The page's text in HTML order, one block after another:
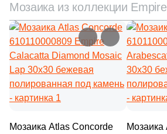
Мозаика из коллекции Empire
Мозаика Atlas Concorde
Мозаика